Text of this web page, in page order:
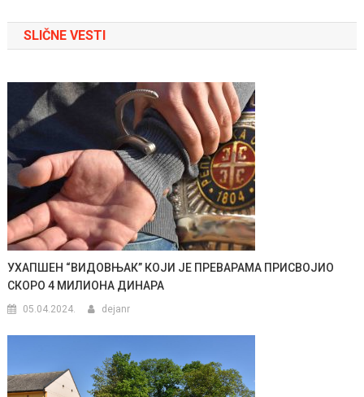
članka
SLIČNE VESTI
УХАПШЕН “ВИДОВЊАК” КОЈИ ЈЕ ПРЕВАРАМА ПРИСВОЈИО
СКОРО 4 МИЛИОНА ДИНАРА
05.04.2024. dejanr